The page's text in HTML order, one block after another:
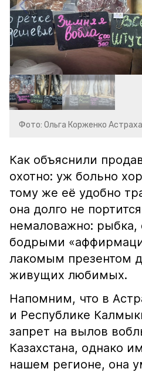
Фото: Ольга Корженко
Как объяснили
охотно: уж больно
тому же её удобно
она долго не
немаловажно: рыбка,
бодрыми
лакомым презентом
живущих любимых.
Напомним, что в
и Республике
запрет на вылов
Казахстана, однако
нашем регионе, она